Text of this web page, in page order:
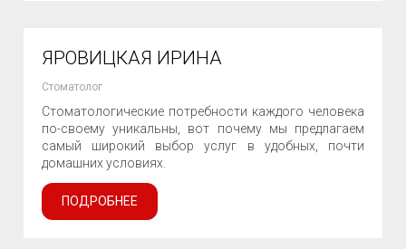
ЯРОВИЦКАЯ ИРИНА
Стоматолог
Стоматологические потребности каждого человека
по-своему уникальны, вот почему мы предлагаем
самый широкий выбор услуг в удобных, почти
домашних условиях.
ПОДРОБНЕЕ